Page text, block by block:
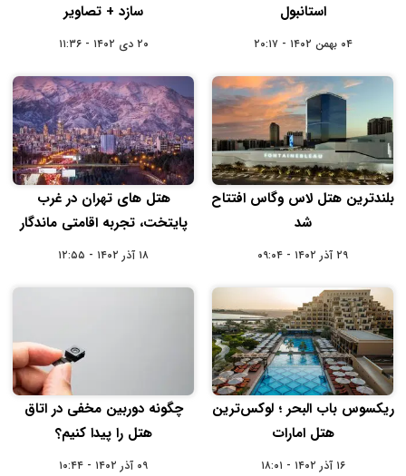
استانبول
۰۴ بهمن ۱۴۰۲ - ۲۰:۱۷
سازد + تصاویر
۲۰ دی ۱۴۰۲ - ۱۱:۳۶
بلندترین هتل لاس وگاس افتتاح
شد
۲۹ آذر ۱۴۰۲ - ۰۹:۰۴
هتل‌ های تهران در غرب
پایتخت، تجربه اقامتی ماندگار
۱۸ آذر ۱۴۰۲ - ۱۲:۵۵
ریکسوس باب البحر ؛ لوکس‌ترین
هتل امارات
۱۶ آذر ۱۴۰۲ - ۱۸:۰۱
چگونه دوربین مخفی در اتاق
هتل را پیدا کنیم؟
۰۹ آذر ۱۴۰۲ - ۱۰:۴۴